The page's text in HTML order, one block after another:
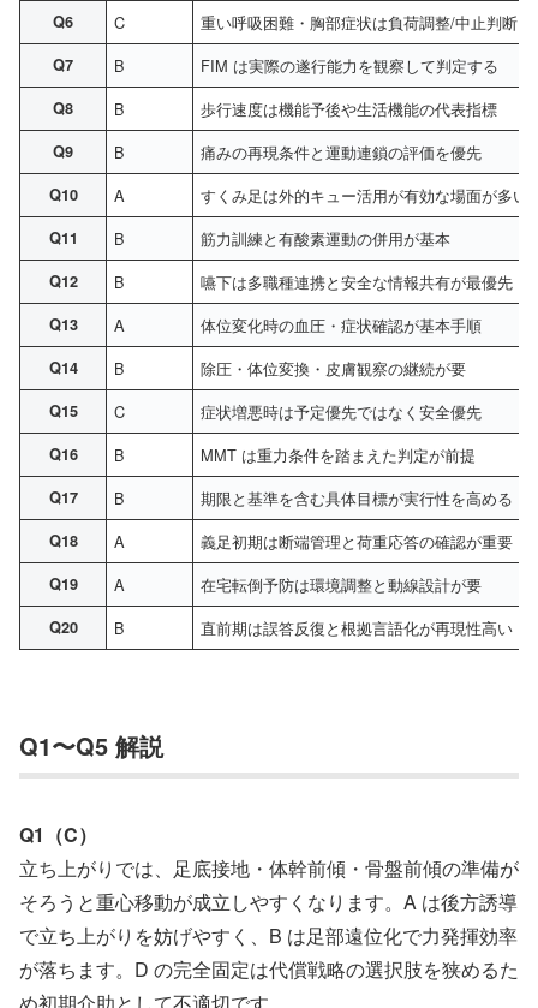
Q6 C 重い呼吸困難・胸部症状は負荷調整/中止判断に
Q7 B FIM は実際の遂行能力を観察して判定する
Q8 B 歩行速度は機能予後や生活機能の代表指標
Q9 B 痛みの再現条件と運動連鎖の評価を優先
Q10 A すくみ足は外的キュー活用が有効な場面が多い
Q11 B 筋力訓練と有酸素運動の併用が基本
Q12 B 嚥下は多職種連携と安全な情報共有が最優先
Q13 A 体位変化時の血圧・症状確認が基本手順
Q14 B 除圧・体位変換・皮膚観察の継続が要
Q15 C 症状増悪時は予定優先ではなく安全優先
Q16 B MMT は重力条件を踏まえた判定が前提
Q17 B 期限と基準を含む具体目標が実行性を高める
Q18 A 義足初期は断端管理と荷重応答の確認が重要
Q19 A 在宅転倒予防は環境調整と動線設計が要
Q20 B 直前期は誤答反復と根拠言語化が再現性高い
Q1〜Q5 解説
Q1（C）
立ち上がりでは、足底接地・体幹前傾・骨盤前傾の準備が
そろうと重心移動が成立しやすくなります。A は後方誘導
で立ち上がりを妨げやすく、B は足部遠位化で力発揮効率
が落ちます。D の完全固定は代償戦略の選択肢を狭めるた
め初期介助として不適切です。